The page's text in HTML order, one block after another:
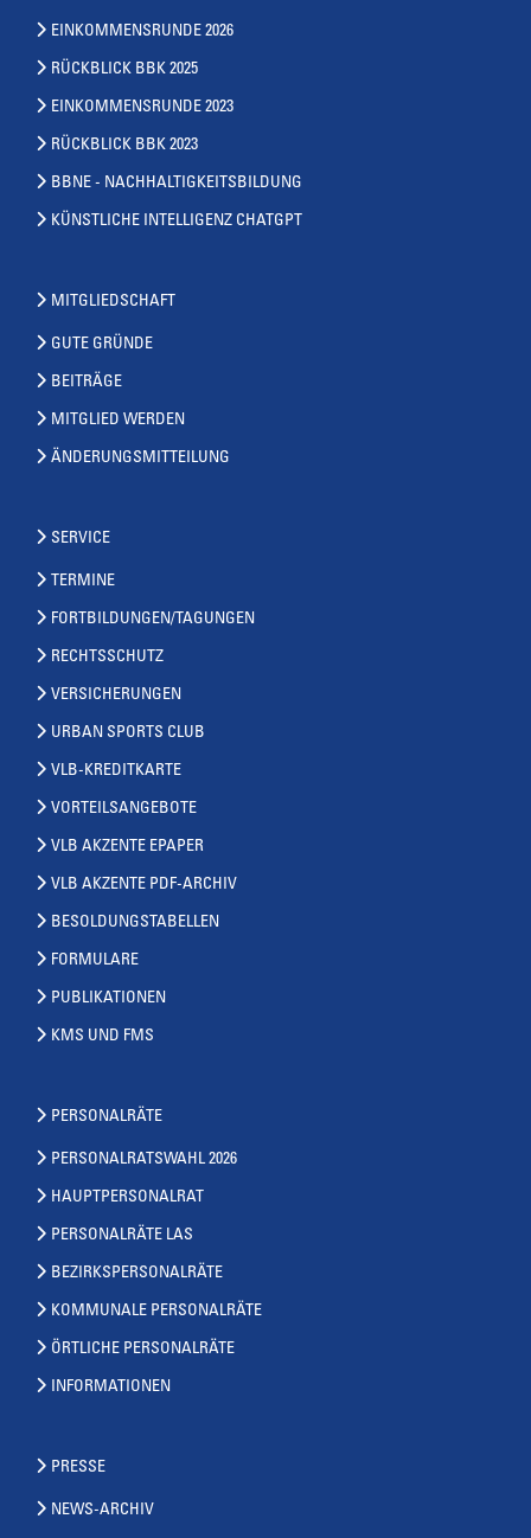
EINKOMMENSRUNDE 2026
RÜCKBLICK BBK 2025
EINKOMMENSRUNDE 2023
RÜCKBLICK BBK 2023
BBNE - NACHHALTIGKEITSBILDUNG
KÜNSTLICHE INTELLIGENZ CHATGPT
MITGLIEDSCHAFT
GUTE GRÜNDE
BEITRÄGE
MITGLIED WERDEN
ÄNDERUNGSMITTEILUNG
SERVICE
TERMINE
FORTBILDUNGEN/TAGUNGEN
RECHTSSCHUTZ
VERSICHERUNGEN
URBAN SPORTS CLUB
VLB-KREDITKARTE
VORTEILSANGEBOTE
VLB AKZENTE EPAPER
VLB AKZENTE PDF-ARCHIV
BESOLDUNGSTABELLEN
FORMULARE
PUBLIKATIONEN
KMS UND FMS
PERSONALRÄTE
PERSONALRATSWAHL 2026
HAUPTPERSONALRAT
PERSONALRÄTE LAS
BEZIRKSPERSONALRÄTE
KOMMUNALE PERSONALRÄTE
ÖRTLICHE PERSONALRÄTE
INFORMATIONEN
PRESSE
NEWS-ARCHIV